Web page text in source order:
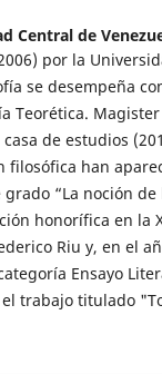
Central de
por la
se desempeña
Teorética.
de estudios
han
“La noción
honorífica en la
Riu y, en el
Ensayo
trabajo titulado